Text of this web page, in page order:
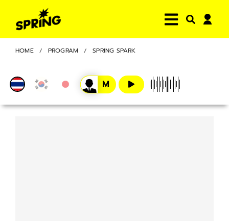
HOME PROGRAM SPRING SPARK